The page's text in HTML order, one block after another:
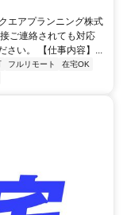
エアプランニング株式
ご連絡されても対応
い。 【仕事内容】...
フルリモート
在宅OK